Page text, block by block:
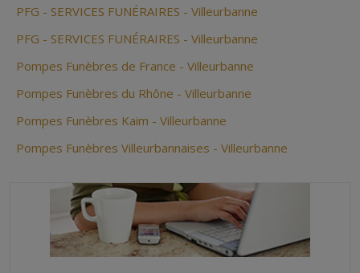
PFG - SERVICES FUNÉRAIRES - Villeurbanne
PFG - SERVICES FUNÉRAIRES - Villeurbanne
Pompes Funèbres de France - Villeurbanne
Pompes Funèbres du Rhône - Villeurbanne
Pompes Funèbres Kaim - Villeurbanne
Pompes Funèbres Villeurbannaises - Villeurbanne